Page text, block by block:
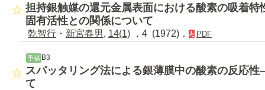
担持銀触媒の還元金属表面における酸素の吸着特
固有活性との関係について
乾智行 ・ 新宮春男, 14(1) ，4 (1972)． PDF
予稿B3
スパッタリング法による銀薄膜中の酸素の反応
て